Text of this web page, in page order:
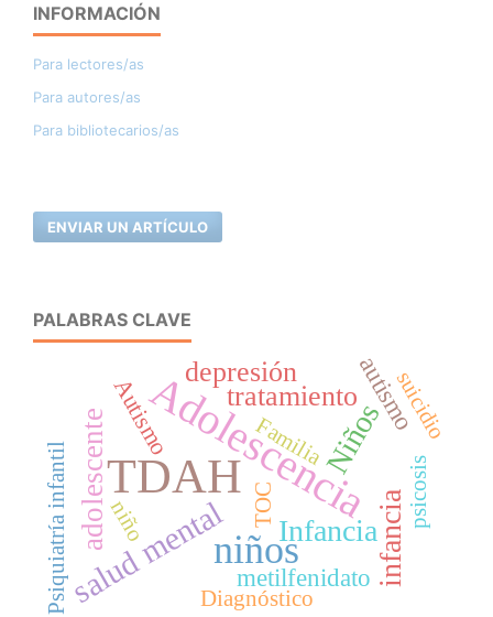
INFORMACIÓN
Para lectores/as
Para autores/as
Para bibliotecarios/as
ENVIAR UN ARTÍCULO
PALABRAS CLAVE
TDAH
Adolescencia
niños
salud mental Infancia
Niños
infancia
adolescente
tratamiento
depresión autismo
metilfenidato
Autismo
TOC
Familia
Psiquiatría infantil psicosis
suicidio
Diagnóstico
niño